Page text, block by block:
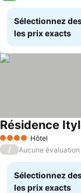
Sélectionnez
les prix exacts
4 Étoiles Hôtel
Résidence
/ Aucune évaluation
Sélectionnez
les prix exacts